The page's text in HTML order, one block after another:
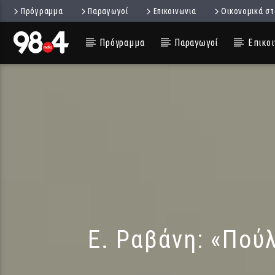
Πρόγραμμα Παραγωγοί Επικοινωνια Οικονομικά
Πρόγραμμα Παραγωγοί
Ε. Ραβάνη: